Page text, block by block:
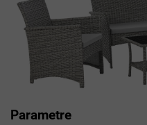
Parametre